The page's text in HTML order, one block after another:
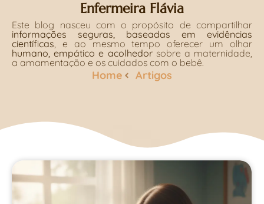
Enfermeira Flávia
Este blog nasceu com o propósito de compartilhar
informações seguras, baseadas em evidências
científicas, e ao mesmo tempo oferecer um olhar
humano, empático e acolhedorsobre a maternidade,
a amamentação e os cuidados com o bebê.
Home Artigos